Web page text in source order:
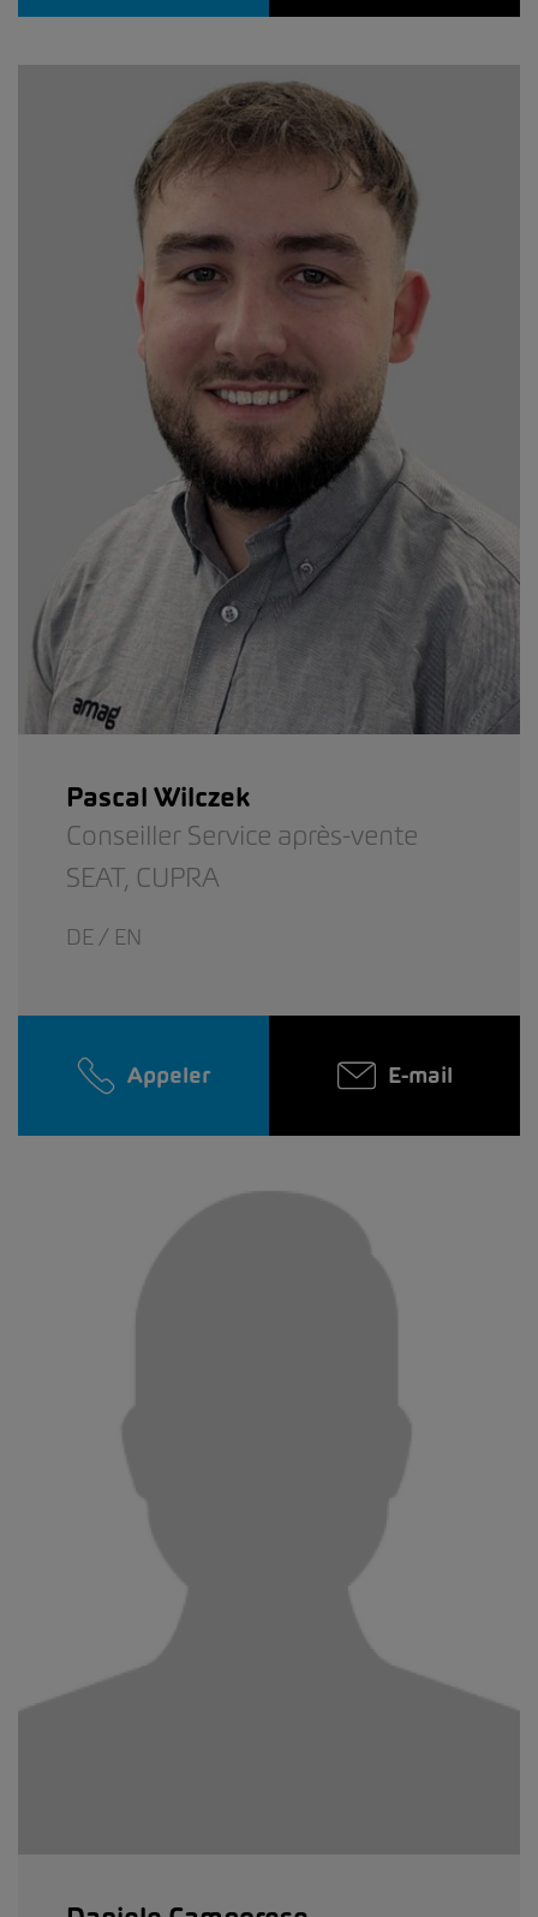
Pascal Wilczek
Conseiller Service après-vente
SEAT, CUPRA
DE / EN
Appeler E-mail